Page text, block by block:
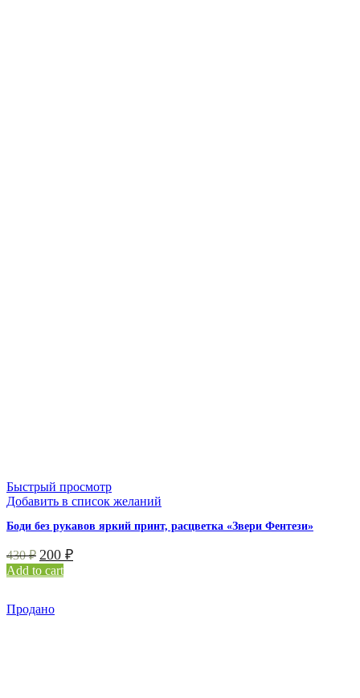
Быстрый просмотр
Добавить в список желаний
Боди без рукавов яркий принт, расцветка «Звери Фентези»
430₽ 200 ₽
Add to cart
Продано